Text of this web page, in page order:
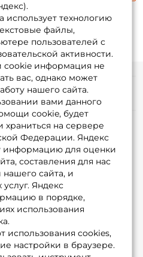
технологию
файлы,
пользователей с
активности.
информация не
вас, однако может
нашего сайта.
вами данного
cookie, будет
храниться на сервере
Федерации. Яндекс
информацию для оценки
составления для нас
нашего сайта, и
Яндекс
в порядке,
использования
использования cookies,
настройки в браузере.
на обработку
аккаунт
аккаунт
bonus
программа